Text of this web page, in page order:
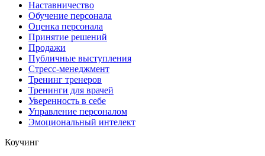
Наставничество
Обучение персонала
Оценка персонала
Принятие решений
Продажи
Публичные выступления
Стресс-менеджмент
Тренинг тренеров
Тренинги для врачей
Уверенность в себе
Управление персоналом
Эмоциональный интелект
Коучинг